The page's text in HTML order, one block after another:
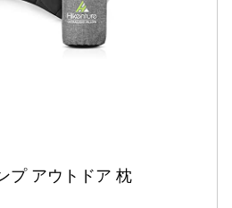
プ アウトドア 枕